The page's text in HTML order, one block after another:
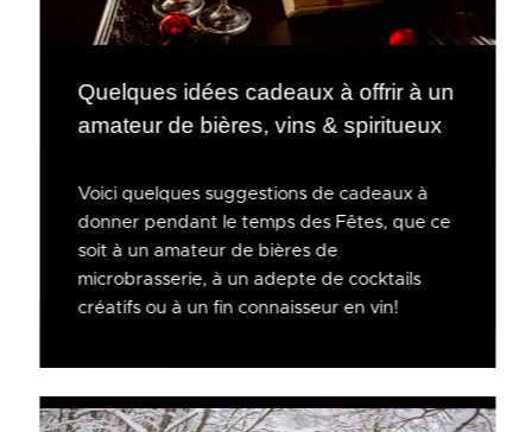
Quelques idées cadeaux à offrir à un
amateur de bières, vins & spiritueux
Voici quelques suggestions de cadeaux à
donner pendant le temps des Fêtes, que ce
soit à un amateur de bières de
microbrasserie, à un adepte de cocktails
créatifs ou à un fin connaisseur en vin!